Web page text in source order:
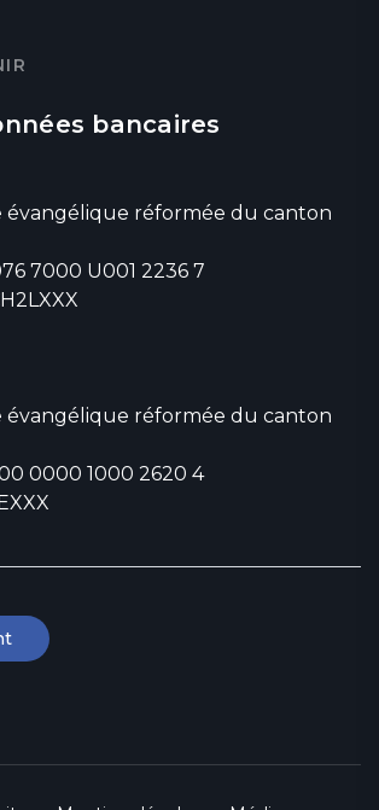
bancaires
évangélique réformée du canton
7000 U001 2236 7
évangélique réformée du canton
0000 1000 2620 4